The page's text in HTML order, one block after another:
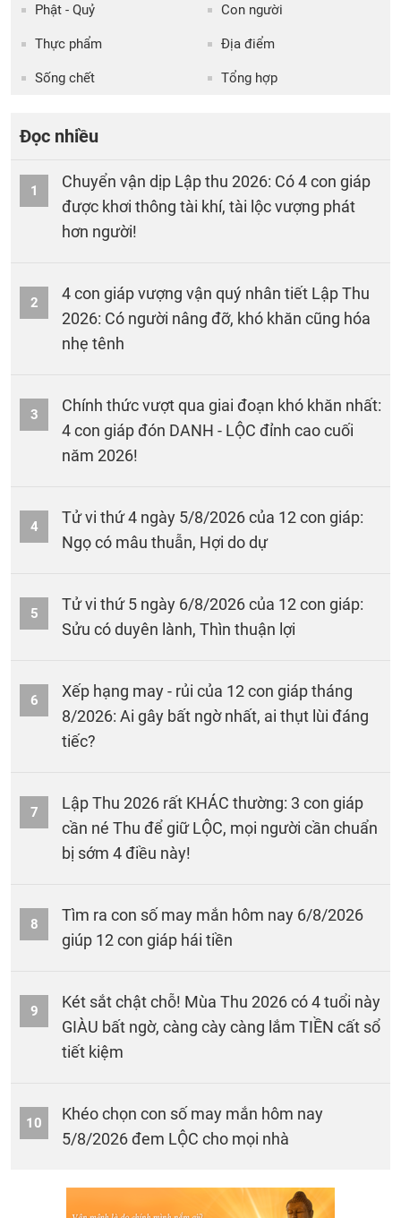
Phật - Quỷ Con người
Thực phẩm Địa điểm
Sống chết Tổng hợp
Đọc nhiều
1
Chuyển vận dịp Lập thu 2026: Có 4 con giáp
được khơi thông tài khí, tài lộc vượng phát
hơn người!
2
4 con giáp vượng vận quý nhân tiết Lập Thu
2026: Có người nâng đỡ, khó khăn cũng hóa
nhẹ tênh
3
Chính thức vượt qua giai đoạn khó khăn nhất:
4 con giáp đón DANH - LỘC đỉnh cao cuối
năm 2026!
4
Tử vi thứ 4 ngày 5/8/2026 của 12 con giáp:
Ngọ có mâu thuẫn, Hợi do dự
5
Tử vi thứ 5 ngày 6/8/2026 của 12 con giáp:
Sửu có duyên lành, Thìn thuận lợi
6
Xếp hạng may - rủi của 12 con giáp tháng
8/2026: Ai gây bất ngờ nhất, ai thụt lùi đáng
tiếc?
7
Lập Thu 2026 rất KHÁC thường: 3 con giáp
cần né Thu để giữ LỘC, mọi người cần chuẩn
bị sớm 4 điều này!
8
Tìm ra con số may mắn hôm nay 6/8/2026
giúp 12 con giáp hái tiền
9
Két sắt chật chỗ! Mùa Thu 2026 có 4 tuổi này
GIÀU bất ngờ, càng cày càng lắm TIỀN cất sổ
tiết kiệm
10
Khéo chọn con số may mắn hôm nay
5/8/2026 đem LỘC cho mọi nhà